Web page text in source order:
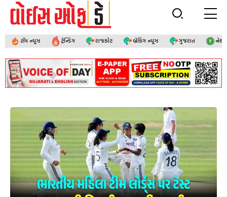
ટૉપ ન્યૂઝ ટ્રેન્ડિંગ રાજકોટ બ્રેકિંગ ન્યૂઝ ગુજરાત